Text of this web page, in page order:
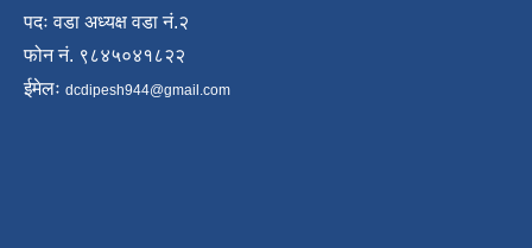
पदः वडा अध्यक्ष वडा नं.२
फोन नं. ९८४५०४१८२२
ईमेलः dcdipesh944@gmail.com